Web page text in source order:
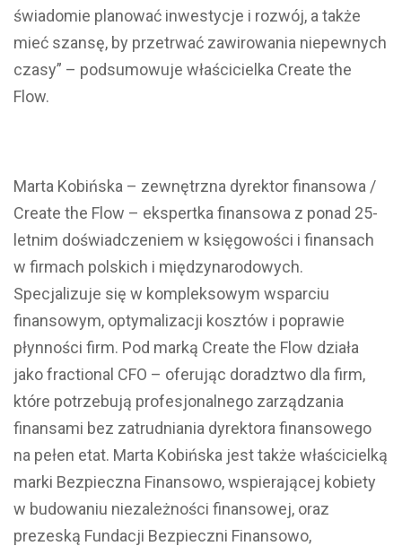
świadomie planować inwestycje i rozwój, a także
mieć szansę, by przetrwać zawirowania niepewnych
czasy” – podsumowuje właścicielka Create the
Flow.
Marta Kobińska – zewnętrzna dyrektor finansowa /
Create the Flow – ekspertka finansowa z ponad 25-
letnim doświadczeniem w księgowości i finansach
w firmach polskich i międzynarodowych.
Specjalizuje się w kompleksowym wsparciu
finansowym, optymalizacji kosztów i poprawie
płynności firm. Pod marką Create the Flow działa
jako fractional CFO – oferując doradztwo dla firm,
które potrzebują profesjonalnego zarządzania
finansami bez zatrudniania dyrektora finansowego
na pełen etat. Marta Kobińska jest także właścicielką
marki Bezpieczna Finansowo, wspierającej kobiety
w budowaniu niezależności finansowej, oraz
prezeską Fundacji Bezpieczni Finansowo,